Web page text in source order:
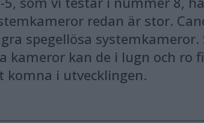
redan är stor.
spegellösa
kameror kan de i lugn och
komna i utvecklingen.